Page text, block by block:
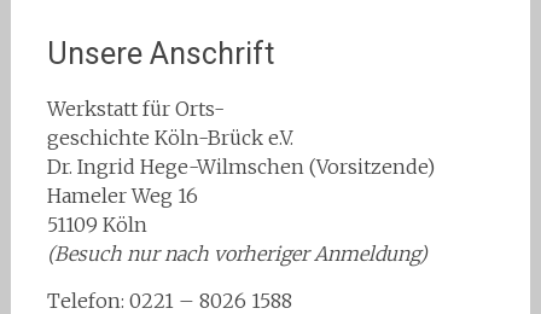
Unsere Anschrift
Werkstatt für Orts-
geschichte Köln-Brück e.V.
Dr. Ingrid Hege-Wilmschen (Vorsitzende)
Hameler Weg 16
51109 Köln
(Besuch nur nach vorheriger Anmeldung)
Telefon: 0221 – 8026 1588